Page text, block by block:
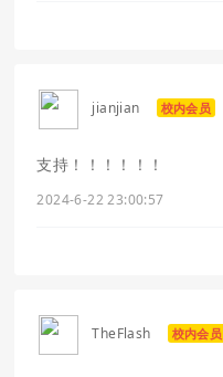
jianjian 校内会员
支持！！！！！！
2024-6-22 23:00:57
TheFlash 校内会员